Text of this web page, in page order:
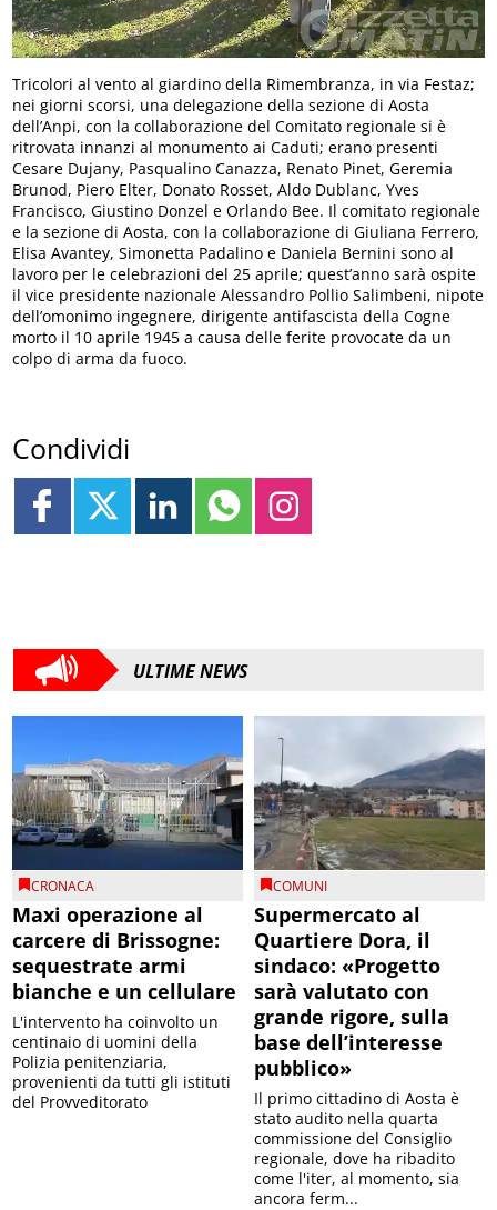
Tricolori al vento al giardino della Rimembranza, in via Festaz;
nei giorni scorsi, una delegazione della sezione di Aosta
dell’Anpi, con la collaborazione del Comitato regionale si è
ritrovata innanzi al monumento ai Caduti; erano presenti
Cesare Dujany, Pasqualino Canazza, Renato Pinet, Geremia
Brunod, Piero Elter, Donato Rosset, Aldo Dublanc, Yves
Francisco, Giustino Donzel e Orlando Bee. Il comitato regionale
e la sezione di Aosta, con la collaborazione di Giuliana Ferrero,
Elisa Avantey, Simonetta Padalino e Daniela Bernini sono al
lavoro per le celebrazioni del 25 aprile; quest’anno sarà ospite
il vice presidente nazionale Alessandro Pollio Salimbeni, nipote
dell’omonimo ingegnere, dirigente antifascista della Cogne
morto il 10 aprile 1945 a causa delle ferite provocate da un
colpo di arma da fuoco.
Condividi
ULTIME NEWS
CRONACA
Maxi operazione al
carcere di Brissogne:
sequestrate armi
bianche e un cellulare
L'intervento ha coinvolto un
centinaio di uomini della
Polizia penitenziaria,
provenienti da tutti gli istituti
del Provveditorato
COMUNI
Supermercato al
Quartiere Dora, il
sindaco: «Progetto
sarà valutato con
grande rigore, sulla
base dell’interesse
pubblico»
Il primo cittadino di Aosta è
stato audito nella quarta
commissione del Consiglio
regionale, dove ha ribadito
come l'iter, al momento, sia
ancora ferm...